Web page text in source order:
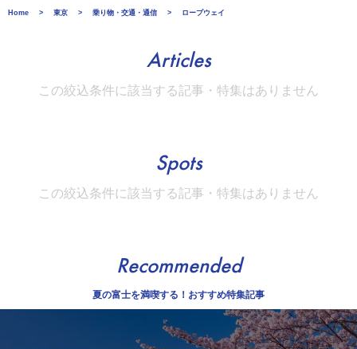
Home 東京 乗り物・交通・通信 ロープウェイ
Articles
この絞込条件に該当する記事・特集はありません
Spots
この絞込条件に該当する記事・特集はありません
Recommended
夏の富士を満喫する！おすすめ特集記事